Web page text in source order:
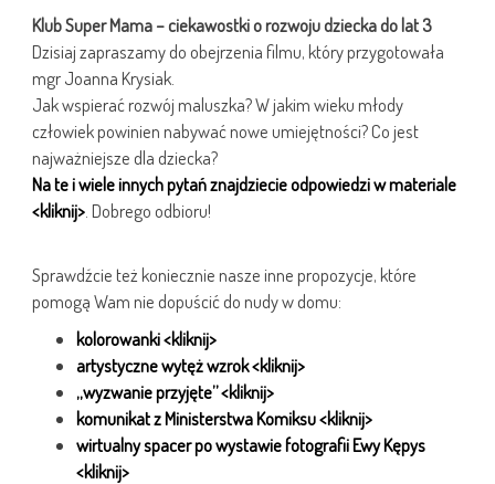
Klub Super Mama – ciekawostki o rozwoju dziecka do lat 3
Dzisiaj zapraszamy do obejrzenia filmu, który przygotowała
mgr Joanna Krysiak.
Jak wspierać rozwój maluszka? W jakim wieku młody
człowiek powinien nabywać nowe umiejętności? Co jest
najważniejsze dla dziecka?
Na te i wiele innych pytań znajdziecie odpowiedzi w materiale
<kliknij> . Dobrego odbioru!
Sprawdźcie też koniecznie nasze inne propozycje, które
pomogą Wam nie dopuścić do nudy w domu:
kolorowanki <kliknij>
artystyczne wytęż wzrok <kliknij>
„wyzwanie przyjęte” <kliknij>
komunikat z Ministerstwa Komiksu <kliknij>
wirtualny spacer po wystawie fotografii Ewy Kępys
<kliknij>